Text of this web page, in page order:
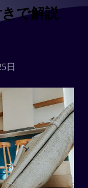
で解説
日